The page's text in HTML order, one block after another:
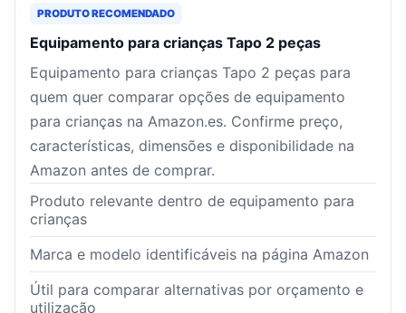
PRODUTO RECOMENDADO
Equipamento para crianças Tapo 2 peças
Equipamento para crianças Tapo 2 peças para
quem quer comparar opções de equipamento
para crianças na Amazon.es. Confirme preço,
características, dimensões e disponibilidade na
Amazon antes de comprar.
Produto relevante dentro de equipamento para
crianças
Marca e modelo identificáveis na página Amazon
Útil para comparar alternativas por orçamento e
utilização